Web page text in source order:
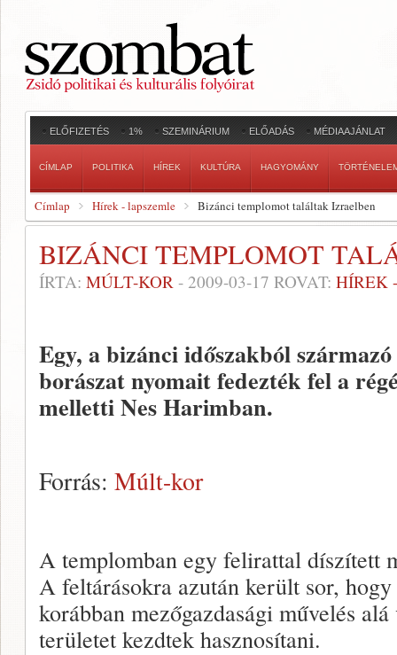
ELŐFIZETÉS 1% SZEMINÁRIUM ELŐADÁS MÉDIAAJÁNLAT
CÍMLAP POLITIKA HÍREK KULTÚRA HAGYOMÁNY
Címlap Hírek - lapszemle Bizánci templomot találtak Izraelben
BIZÁNCI TEMPLOMOT
ÍRTA: MÚLT-KOR - 2009-03-17 ROVAT: HÍREK
Egy, a bizánci időszakból
borászat nyomait fedezték fel a
melletti Nes Harimban.
Forrás: Múlt-kor
A templomban egy felirattal díszített
A feltárásokra azután került sor,
korábban mezőgazdasági művelés
területet kezdtek hasznosítani.